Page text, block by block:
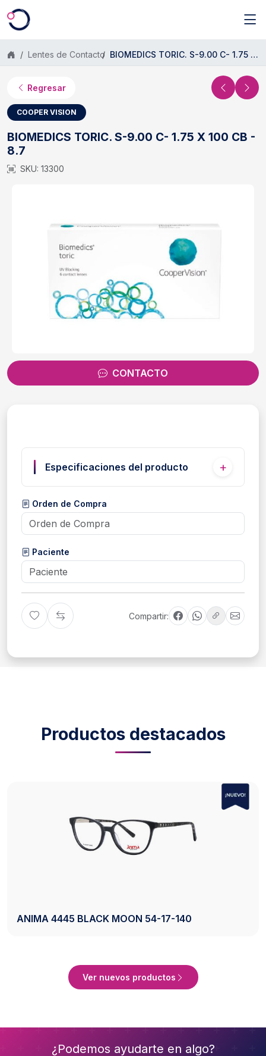
Saltar al contenido principal
Lentes de Contacto BIOMEDICS TORIC. S-9.00 C- 1.75 X 100 CB - 8.7
Regresar
COOPER VISION
BIOMEDICS TORIC. S-9.00 C- 1.75 X 100 CB -
8.7
SKU: 13300
CONTACTO
Especificaciones del producto
Orden de Compra
Paciente
Compartir:
Productos destacados
AXESS 2742 BLACK 50-20-140
Ver nuevos productos
¿Podemos ayudarte en algo?